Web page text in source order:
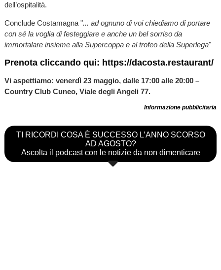
dell’ospitalità.
Conclude Costamagna "... ad ognuno di voi chiediamo di portare
con sé la voglia di festeggiare e anche un bel sorriso da
immortalare insieme alla Supercoppa e al trofeo della Superlega"
Prenota cliccando qui: https://dacosta.restaurant/
Vi aspettiamo: venerdì 23 maggio, dalle 17:00 alle 20:00 –
Country Club Cuneo, Viale degli Angeli 77.
Informazione pubblicitaria
TI RICORDI COSA È SUCCESSO L’ANNO SCORSO
AD AGOSTO?
Ascolta il podcast con le notizie da non dimenticare